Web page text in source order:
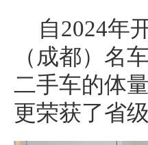
自2024年
（成都）名
二手车的体
更荣获了省